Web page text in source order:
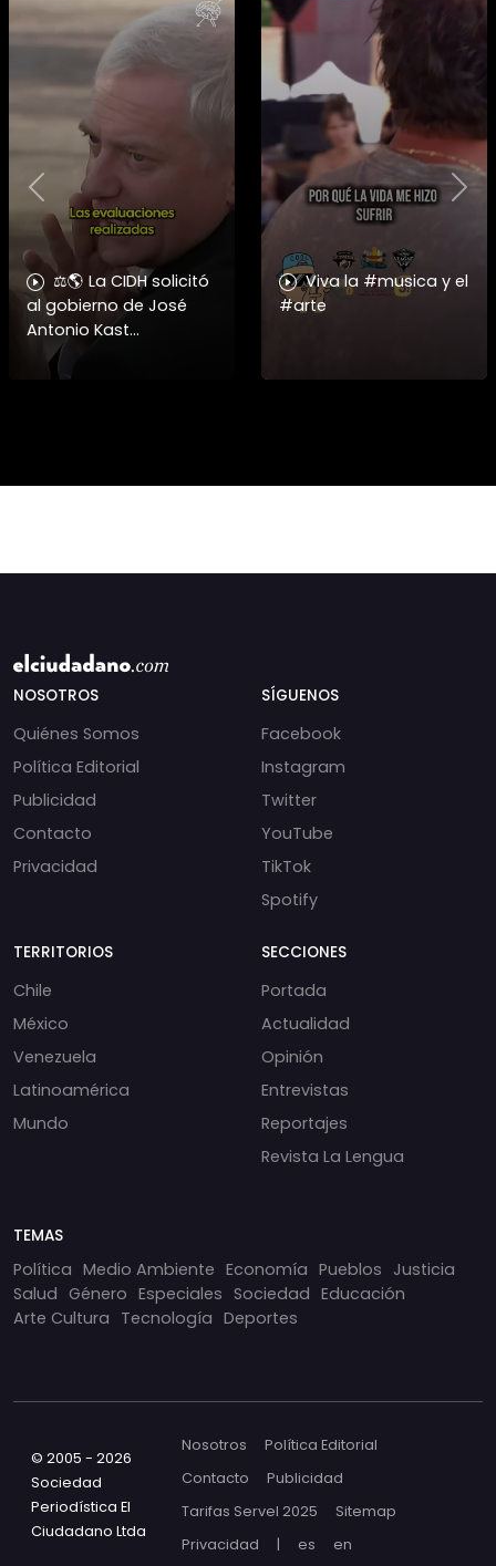
⚖️🌎 La CIDH solicitó
al gobierno de José
Antonio Kast
información detallada
sobre cambios
Viva la #musica y el
#arte
Previous
NOSOTROS
Quiénes Somos
Política Editorial
Publicidad
Contacto
Privacidad
SÍGUENOS
Facebook
Instagram
Twitter
YouTube
TikTok
Spotify
TERRITORIOS
Chile
México
Venezuela
Latinoamérica
Mundo
SECCIONES
Portada
Actualidad
Opinión
Entrevistas
Reportajes
Revista La Lengua
TEMAS
Política Medio Ambiente Economía Pueblos Justicia
Salud Género Especiales Sociedad Educación
Arte Cultura Tecnología Deportes
© 2005 - 2026
Sociedad
Periodística El
Ciudadano Ltda
Nosotros
Política Editorial
Contacto
Publicidad
Tarifas Servel 2025
Sitemap
Privacidad
| es en